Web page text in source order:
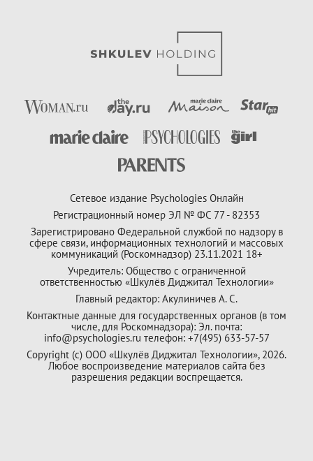
Сетевое издание Psychologies Онлайн
Регистрационный номер ЭЛ № ФС 77 - 82353
Зарегистрировано Федеральной службой по надзору в
сфере связи, информационных технологий и массовых
коммуникаций (Роскомнадзор) 23.11.2021 18+
Учредитель: Общество с ограниченной
ответственностью «Шкулёв Диджитал Технологии»
Главный редактор: Акулиничев А. С.
Контактные данные для государственных органов (в том
числе, для Роскомнадзора): Эл. почта:
info@psychologies.ru телефон: +7(495) 633-57-57
Copyright (с) ООО «Шкулёв Диджитал Технологии», 2026.
Любое воспроизведение материалов сайта без
разрешения редакции воспрещается.